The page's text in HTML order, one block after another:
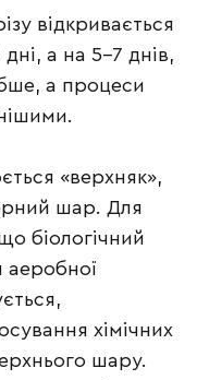
відкривається
а на 5–7 днів,
а процеси
«верхняк»,
шар. Для
біологічний
хімічних
шару.